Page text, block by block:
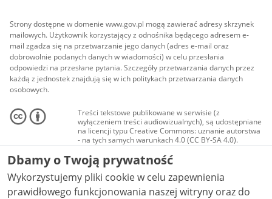
Strony dostępne w domenie www.gov.pl mogą zawierać adresy skrzynek
mailowych. Użytkownik korzystający z odnośnika będącego adresem e-
mail zgadza się na przetwarzanie jego danych (adres e-mail oraz
dobrowolnie podanych danych w wiadomości) w celu przesłania
odpowiedzi na przesłane pytania. Szczegóły przetwarzania danych przez
każdą z jednostek znajdują się w ich politykach przetwarzania danych
osobowych.
Treści tekstowe publikowane w serwisie (z
wyłączeniem treści audiowizualnych), są udostępniane
na licencji typu Creative Commons: uznanie autorstwa
- na tych samych warunkach 4.0 (CC BY-SA 4.0).
Materiały audiowizualne, w tym zdjęcia, materiały
audio i wideo, są udostępniane na licencji typu
Creative Commons: uznanie autorstwa użycie
niekomercyjne - bez utworów zależnych 4.0 (CC BY-
NC-ND 4.0), o ile nie jest to stwierdzone inaczej.
Dbamy o Twoją prywatność
Wykorzystujemy pliki cookie w celu zapewnienia
prawidłowego funkcjonowania naszej witryny oraz do